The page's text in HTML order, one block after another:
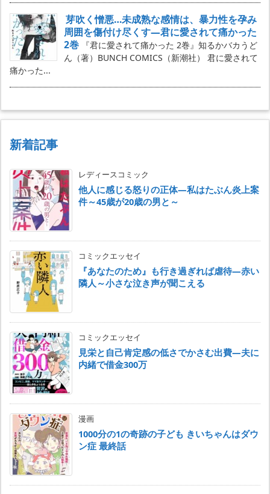
芽吹く憎悪…未成熟な感情は、暴力性を孕み
周囲を傷付け尽くす―君に愛されて痛かった
2巻
『君に愛されて痛かった 2巻』知るかバカうど
ん（著）BUNCH COMICS（新潮社） 君に愛されて
痛かった...
新着記事
レディースコミック
他人に感じる怒りの正体―私はたぶん炎上案
件～45歳が20歳の男と～
コミックエッセイ
『あなたのため』も行き過ぎれば虐待―赤い
隣人～小さな泣き声が聞こえる
コミックエッセイ
見栄と自己肯定感の低さでかさむ出費―夫に
内緒で借金300万
漫画
1000分の1の奇跡の子ども きいちゃんはダウ
ン症 最終話